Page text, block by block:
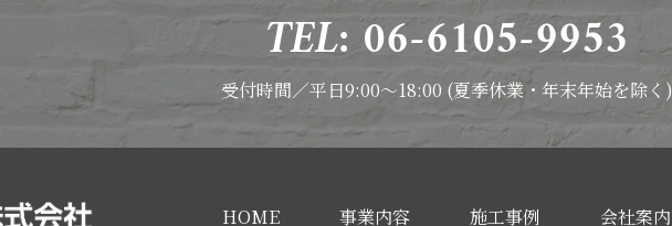
TEL: 06-6105-9953
受付時間／平日9:00～18:00 (夏季休業・年末年始を除く)
HOME 事業内容 施工事例 会社案内